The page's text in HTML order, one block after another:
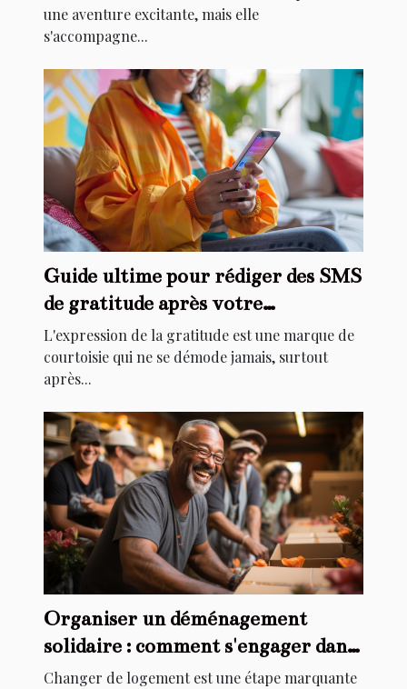
une aventure excitante, mais elle
s'accompagne...
Guide ultime pour rédiger des SMS
de gratitude après votre
anniversaire
L'expression de la gratitude est une marque de
courtoisie qui ne se démode jamais, surtout
après...
Organiser un déménagement
solidaire : comment s'engager dans
l'aide au relogement
Changer de logement est une étape marquante